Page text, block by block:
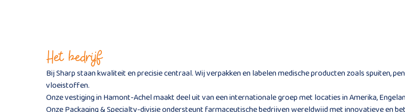
Het bedrijf
Bij Sharp staan kwaliteit en precisie centraal. Wij verpakken en labelen medische producten zoals spuiten,
vloeistoffen.
Onze vestiging in Hamont-Achel maakt deel uit van een internationale groep met locaties in Amerika,